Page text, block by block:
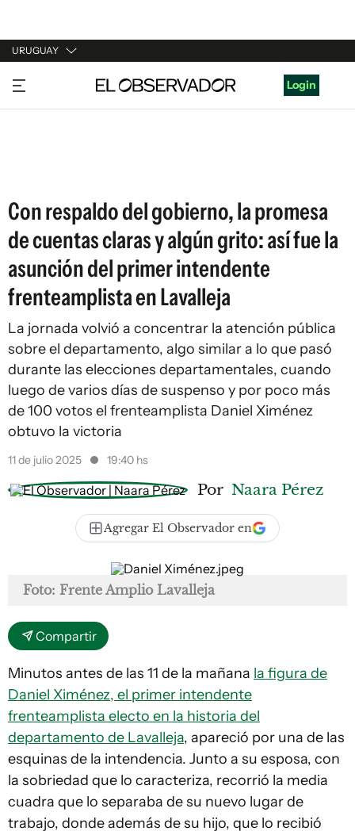
URUGUAY
URUGUAY
ARGENTINA
Login
Con respaldo del gobierno, la promesa
de cuentas claras y algún grito: así fue la
asunción del primer intendente
frenteamplista en Lavalleja
La jornada volvió a concentrar la atención pública
sobre el departamento, algo similar a lo que pasó
durante las elecciones departamentales, cuando
luego de varios días de suspenso y por poco más
de 100 votos el frenteamplista Daniel Ximénez
obtuvo la victoria
11 de julio 2025 19:40 hs
Por Naara Pérez
Agregar El Observador en
Foto: Frente Amplio Lavalleja
Compartir
Minutos antes de las 11 de la mañana la figura de
Daniel Ximénez, el primer intendente
frenteamplista electo en la historia del
departamento de Lavalleja, apareció por una de las
esquinas de la intendencia. Junto a su esposa, con
la sobriedad que lo caracteriza, recorrió la media
cuadra que lo separaba de su nuevo lugar de
trabajo, donde además de su hijo, que lo recibió